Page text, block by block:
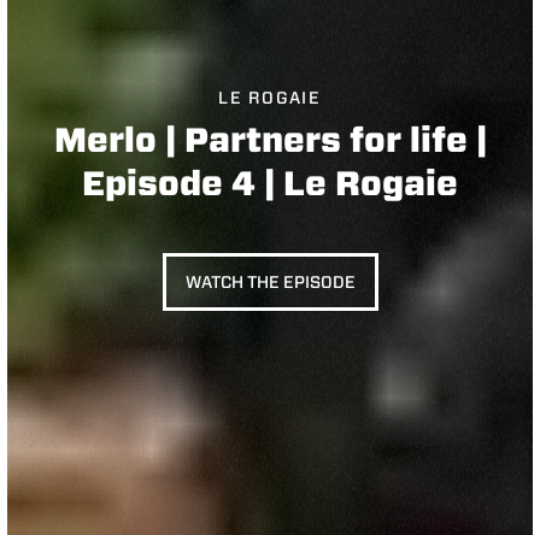
LE ROGAIE
Merlo | Partners for life |
Episode 4 | Le Rogaie
WATCH THE EPISODE